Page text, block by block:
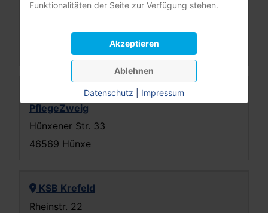
Dorfstr. 19
LebensBaum Betreuungsdienst Abt.
PflegeZweig
Hünxener Str. 33
46569 Hünxe
KSB Krefeld
Rheinstr. 22
Funktionalitäten der Seite zur Verfügung stehen.
Akzeptieren
Ablehnen
Datenschutz Impressum